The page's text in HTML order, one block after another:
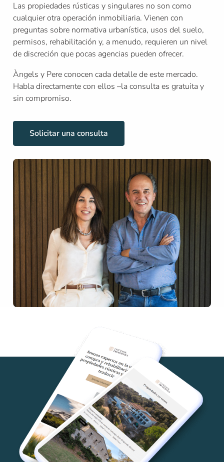
Las propiedades rústicas y singulares no son como
cualquier otra operación inmobiliaria. Vienen con
preguntas sobre normativa urbanística, usos del suelo,
permisos, rehabilitación y, a menudo, requieren un nivel
de discreción que pocas agencias pueden ofrecer.
Àngels y Pere conocen cada detalle de este mercado.
Habla directamente con ellos –la consulta es gratuita y
sin compromiso.
Solicitar una consulta